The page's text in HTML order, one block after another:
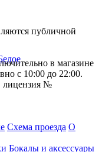
публичной
в магазине
с 10:00 до 22:00.
№
Схема проезда О
Бокалы и аксессуары